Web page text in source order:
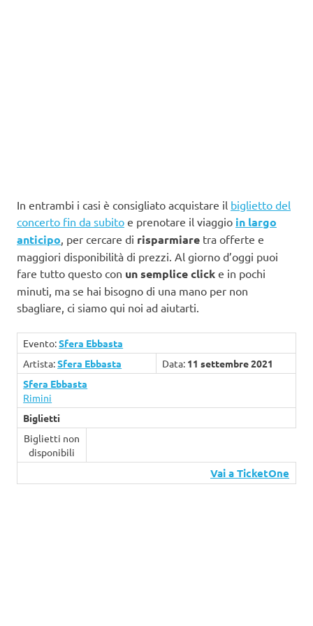
In entrambi i casi è consigliato acquistare il biglietto del
concerto fin da subito e prenotare il viaggio in largo
anticipo, per cercare di risparmiare tra offerte e
maggiori disponibilità di prezzi. Al giorno d’oggi puoi
fare tutto questo con un semplice click e in pochi
minuti, ma se hai bisogno di una mano per non
sbagliare, ci siamo qui noi ad aiutarti.
Evento:Sfera Ebbasta
Artista:Sfera Ebbasta Data: 11 settembre 2021
Sfera Ebbasta
Rimini
Biglietti
Biglietti non
disponibili
Vai a TicketOne